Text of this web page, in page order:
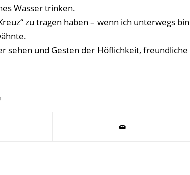
Wasser trinken.
zu tragen haben – wenn ich unterwegs bin
sehen und Gesten der Höflichkeit, freundliche